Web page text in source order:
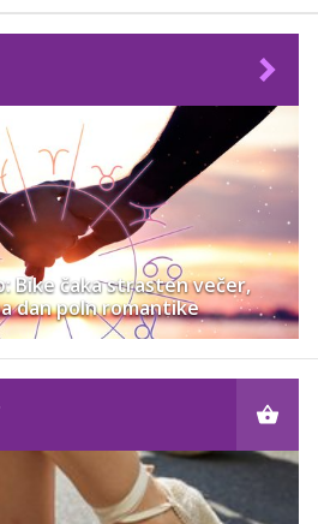
Bike čaka strasten večer,
dan poln romantike